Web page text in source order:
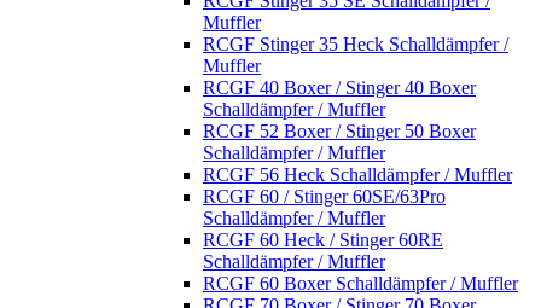
Muffler
RCGF Stinger 35 Heck Schalldämpfer /
Muffler
RCGF 40 Boxer / Stinger 40 Boxer
Schalldämpfer / Muffler
RCGF 52 Boxer / Stinger 50 Boxer
Schalldämpfer / Muffler
RCGF 56 Heck Schalldämpfer / Muffler
RCGF 60 / Stinger 60SE/63Pro
Schalldämpfer / Muffler
RCGF 60 Heck / Stinger 60RE
Schalldämpfer / Muffler
RCGF 60 Boxer Schalldämpfer / Muffler